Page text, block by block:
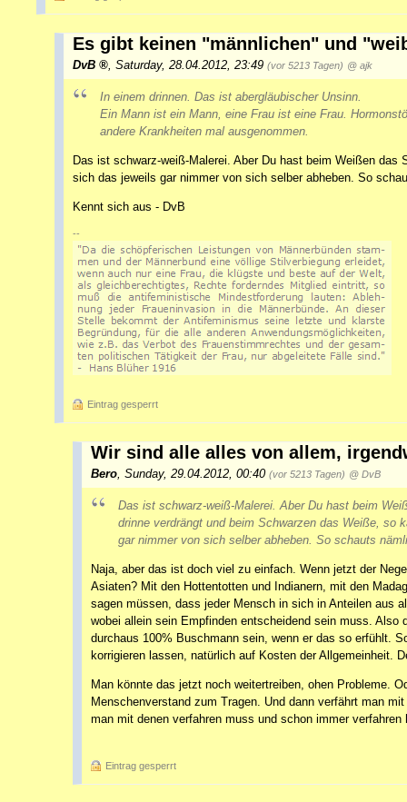
Es gibt keinen "männlichen" und
DvB Saturday, 28.04.2012, 23:49 (vor 5213 Tagen) @ ajk
In einem drinnen. Das ist abergläubischer Unsinn.
Ein Mann ist ein Mann, eine Frau ist eine Frau.
andere Krankheiten mal ausgenommen.
Das ist schwarz-weiß-Malerei. Aber Du hast beim Weißen
sich das jeweils gar nimmer von sich selber abheben. So
Kennt sich aus - DvB
--
Eintrag gesperrt
Wir sind alle alles von allem,
Bero, Sunday, 29.04.2012, 00:40 (vor 5213 Tagen) @ DvB
Das ist schwarz-weiß-Malerei. Aber Du hast beim
drinne verdrängt und beim Schwarzen das Weiße, so
gar nimmer von sich selber abheben. So schauts
Naja, aber das ist doch viel zu einfach. Wenn jetzt der
Asiaten? Mit den Hottentotten und Indianern, mit den
sagen müssen, dass jeder Mensch in sich in Anteilen aus
wobei allein sein Empfinden entscheidend sein muss. Also
durchaus 100% Buschmann sein, wenn er das so erfühlt.
korrigieren lassen, natürlich auf Kosten der Allgemeinheit.
Man könnte das jetzt noch weitertreiben, ohen Probleme.
Menschenverstand zum Tragen. Und dann verfährt man
man mit denen verfahren muss und schon immer
Eintrag gesperrt